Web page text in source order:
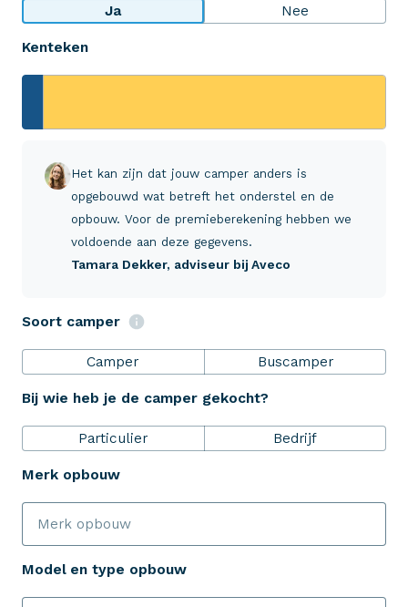
Ja Nee
Kenteken
Het kan zijn dat jouw camper anders is
opgebouwd wat betreft het onderstel en de
opbouw. Voor de premieberekening hebben we
voldoende aan deze gegevens.
Tamara Dekker, adviseur bij Aveco
Soort camper
Camper Buscamper
Bij wie heb je de camper gekocht?
Particulier Bedrijf
Merk opbouw
Model en type opbouw
+31 (0)523 - 20 80 30
Verzekeringen
ZekerheidsPakket
Over Aveco
Bereken je premie
Schade melden